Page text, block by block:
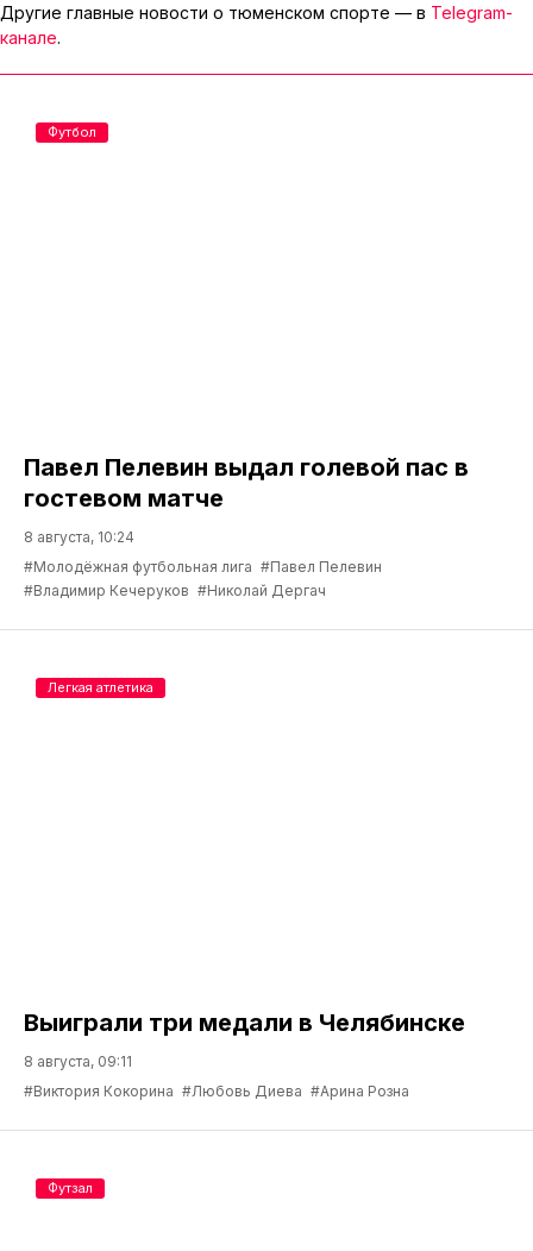
Другие главные новости о тюменском спорте — в Telegram-
канале.
Павел Пелевин выдал голевой пас в
гостевом матче
8 августа, 10:24
#Молодёжная футбольная лига #Павел Пелевин
#Владимир Кечеруков #Николай Дергач
Футбол
Выиграли три медали в Челябинске
8 августа, 09:11
#Виктория Кокорина #Любовь Диева #Арина Розна
Легкая атлетика
Футзал